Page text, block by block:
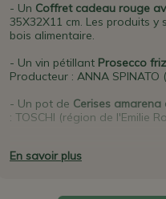
- Un Coffret cadeau rouge
35X32X11 cm. Les produits
bois alimentaire.
- Un vin pétillant Prosecco
Producteur : ANNA SPINATO
- Un pot de Cerises amarena
: TOSCHI (région de l'Emilie
sous vide 230 gr. Producteur :
En savoir plus